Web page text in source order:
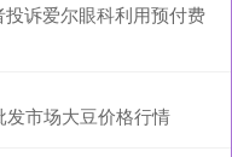
诉爱尔眼科利用预付费
发市场大豆价格行情